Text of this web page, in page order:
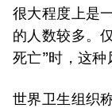
很大程度上是
的人数较多。
死亡”时，这种
世界卫生组织